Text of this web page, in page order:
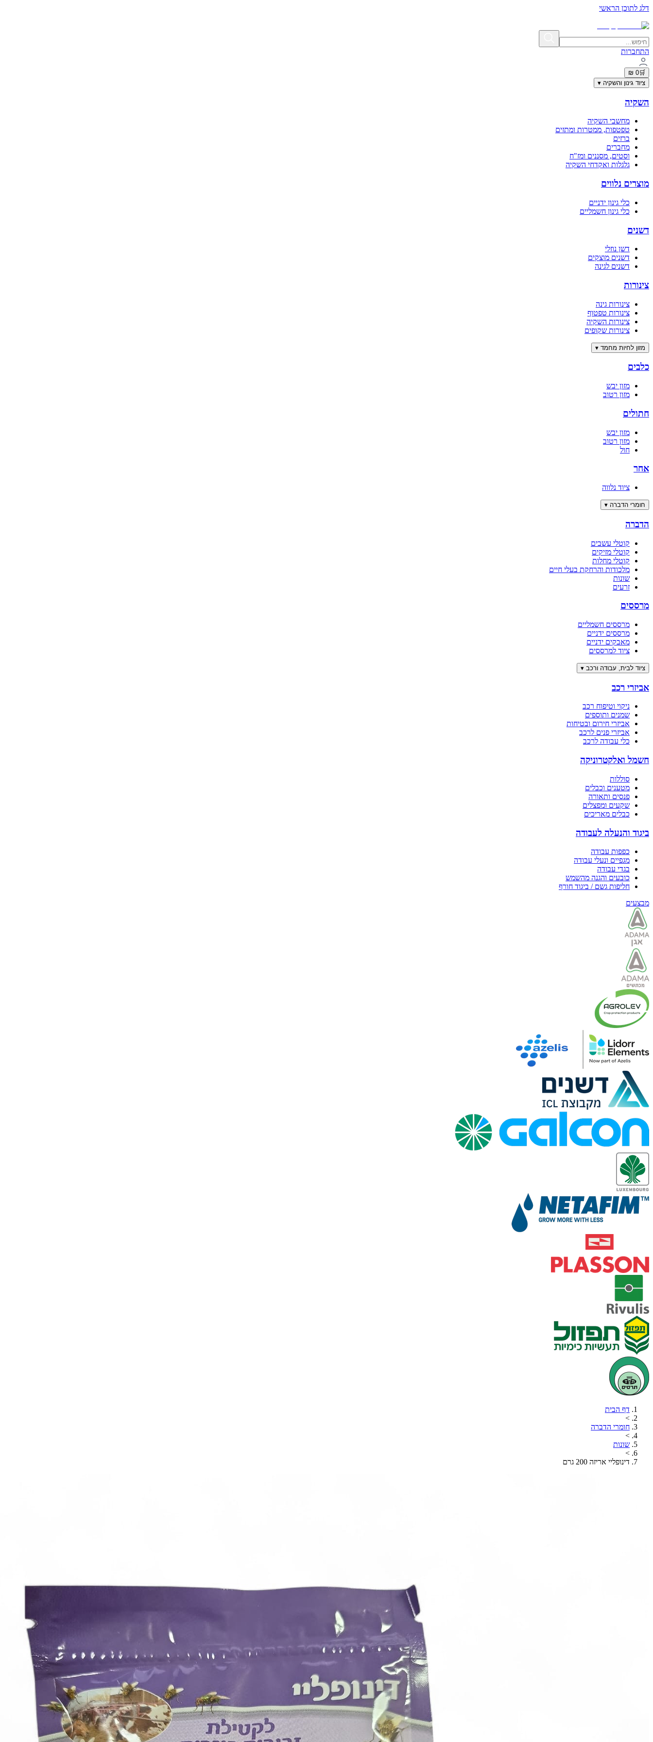
דלג לתוכן הראשי
התחברות
🛒
0 ₪
ציוד גינון והשקיה ▾
השקיה
מחשבי השקיה
טפטפות, ממטרות ומתזים
ברזים
מחברים
וסטים, מסננים ומז"ח
גלגלות ואקדחי השקיה
מוצרים נלווים
כלי גינון ידניים
כלי גינון חשמליים
דשנים
דשן נוזלי
דשנים מוצקים
דשנים לגינה
צינורות
צינורות גינה
צינורות טפטוף
צינורות השקיה
צינורות שקופים
מזון לחיות מחמד ▾
כלבים
מזון יבש
מזון רטוב
חתולים
מזון יבש
מזון רטוב
חול
אחר
ציוד נלווה
חומרי הדברה ▾
הדברה
קוטלי עשבים
קוטלי מזיקים
קוטלי מחלות
מלכודות והרחקת בעלי חיים
שונות
זרעים
מרססים
מרססים חשמליים
מרססים ידניים
מאבקים ידניים
ציוד למרססים
ציוד לבית, עבודה ורכב ▾
אביזרי רכב
ניקוי וטיפוח רכב
שמנים ותוספים
אביזרי חירום ובטיחות
אביזרי פנים לרכב
כלי עבודה לרכב
חשמל ואלקטרוניקה
סוללות
מטענים וכבלים
פנסים ותאורה
שקעים ומפצלים
כבלים מאריכים
ביגוד והנעלה לעבודה
כפפות עבודה
מגפיים ונעלי עבודה
בגדי עבודה
כובעים והגנה מהשמש
חליפות גשם / ביגוד חורף
מבצעים
דף הבית
>
חומרי הדברה
>
שונות
>
דינופליי אריזה 200 גרם